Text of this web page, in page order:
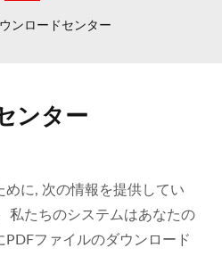
ンロードセンター
ンター
めに, 次の情報を提供してい
私たちのシステムはあなたの
ファイルのダウンロード